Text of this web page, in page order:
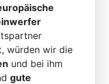
würden wir die
und bei ihm
gute